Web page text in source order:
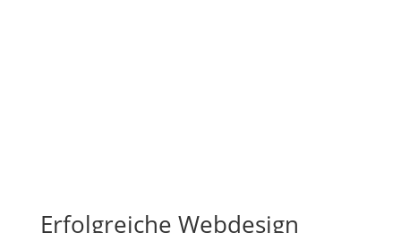
Erfolgreiche Webdesign